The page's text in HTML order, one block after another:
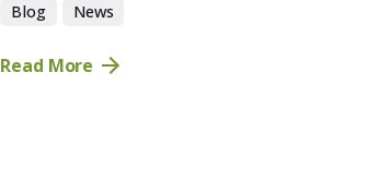
Blog News
Read More